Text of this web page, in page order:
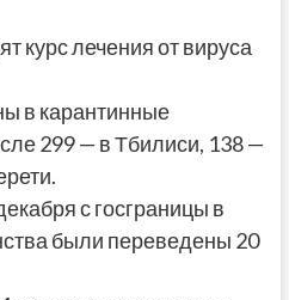
курс лечения от вируса
в карантинные
299 — в Тбилиси, 138 —
с госграницы в
были переведены 20